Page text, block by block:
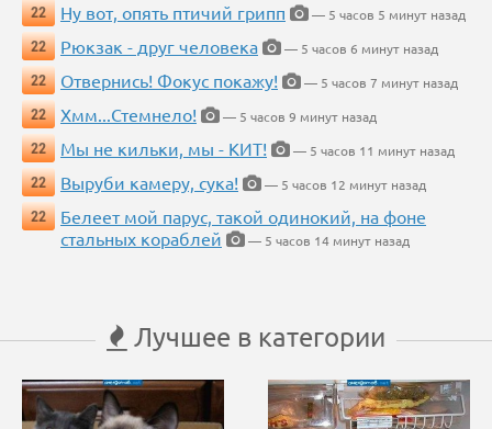
22
Ну вот, опять птичий грипп
— 5 часов 5 минут назад
22
Рюкзак - друг человека
— 5 часов 6 минут назад
22
Отвернись! Фокус покажу!
— 5 часов 7 минут назад
22
Хмм...Стемнело!
— 5 часов 9 минут назад
22
Мы не кильки, мы - КИТ!
— 5 часов 11 минут назад
22
Выруби камеру, сука!
— 5 часов 12 минут назад
22
Белеет мой парус, такой одинокий, на фоне
стальных кораблей
— 5 часов 14 минут назад
Лучшее в категории